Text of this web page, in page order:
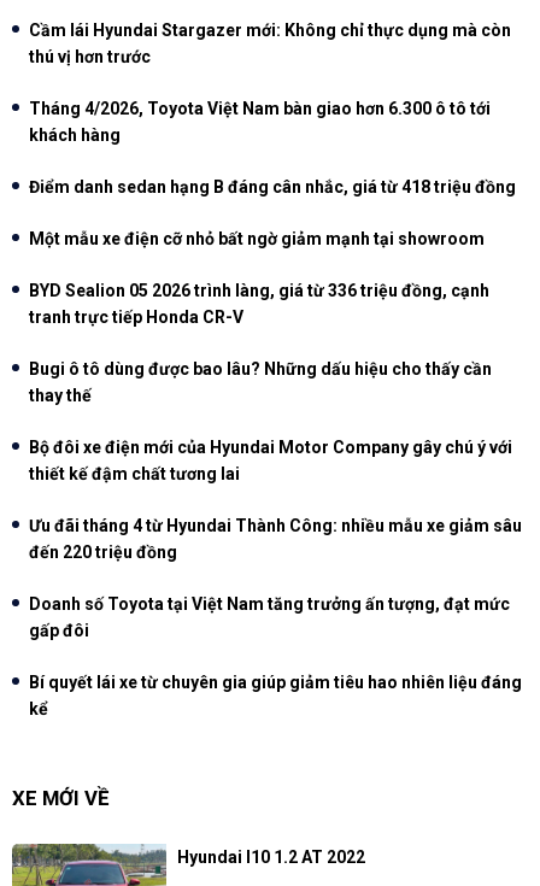
Cầm lái Hyundai Stargazer mới: Không chỉ thực dụng mà còn
thú vị hơn trước
Tháng 4/2026, Toyota Việt Nam bàn giao hơn 6.300 ô tô tới
khách hàng
Điểm danh sedan hạng B đáng cân nhắc, giá từ 418 triệu đồng
Một mẫu xe điện cỡ nhỏ bất ngờ giảm mạnh tại showroom
BYD Sealion 05 2026 trình làng, giá từ 336 triệu đồng, cạnh
tranh trực tiếp Honda CR-V
Bugi ô tô dùng được bao lâu? Những dấu hiệu cho thấy cần
thay thế
Bộ đôi xe điện mới của Hyundai Motor Company gây chú ý với
thiết kế đậm chất tương lai
Ưu đãi tháng 4 từ Hyundai Thành Công: nhiều mẫu xe giảm sâu
đến 220 triệu đồng
Doanh số Toyota tại Việt Nam tăng trưởng ấn tượng, đạt mức
gấp đôi
Bí quyết lái xe từ chuyên gia giúp giảm tiêu hao nhiên liệu đáng
kể
XE MỚI VỀ
Hyundai I10 1.2 AT 2022